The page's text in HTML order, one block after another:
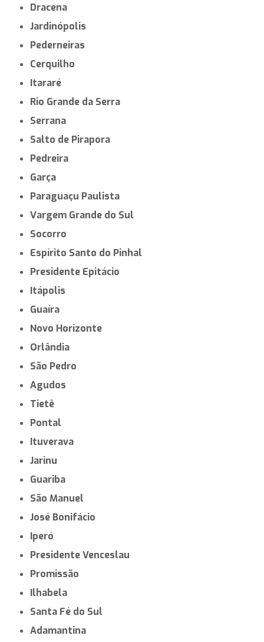
Dracena
Jardinópolis
Pederneiras
Cerquilho
Itararé
Rio Grande da Serra
Serrana
Salto de Pirapora
Pedreira
Garça
Paraguaçu Paulista
Vargem Grande do Sul
Socorro
Espírito Santo do Pinhal
Presidente Epitácio
Itápolis
Guaíra
Novo Horizonte
Orlândia
São Pedro
Agudos
Tietê
Pontal
Ituverava
Jarinu
Guariba
São Manuel
José Bonifácio
Iperó
Presidente Venceslau
Promissão
Ilhabela
Santa Fé do Sul
Adamantina